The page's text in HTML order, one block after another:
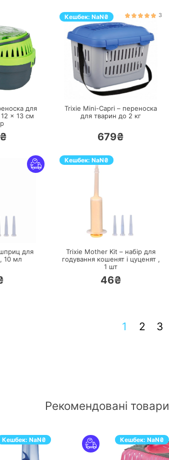
для
× 13 см
Кешбек: NaN₴ 3
ПЕРЕЙТИ
Trixie Mini-Capri – переноска
для тварин до 2 кг
679₴
для
10мл
Кешбек: NaN₴
Trixie Mother Kit – набір для
годування кошенят і цуценят ,
1 шт
46₴
1 2 3
Рекомендовані товари
Кешбек: NaN₴ Кешбек: NaN₴